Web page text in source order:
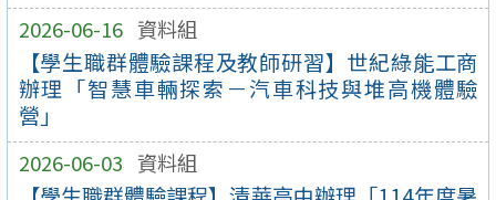
2026-06-16 資料組
【學生職群體驗課程及教師研習】世紀綠能工商
辦理「智慧車輛探索－汽車科技與堆高機體驗
營」
2026-06-03 資料組